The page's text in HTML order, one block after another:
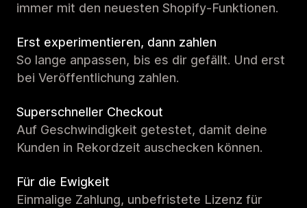
immer mit den neuesten Shopify-Funktionen.
Erst experimentieren, dann zahlen
So lange anpassen, bis es dir gefällt. Und erst
bei Veröffentlichung zahlen.
Superschneller Checkout
Auf Geschwindigkeit getestet, damit deine
Kunden in Rekordzeit auschecken können.
Für die Ewigkeit
Einmalige Zahlung, unbefristete Lizenz für